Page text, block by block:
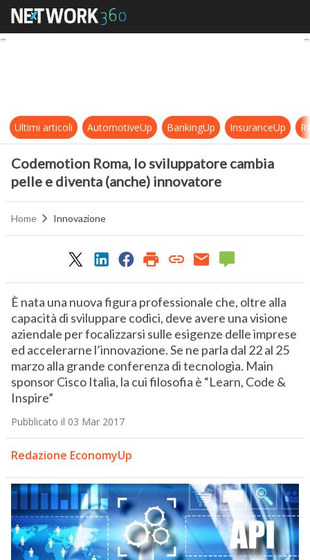
Codemotion Roma, lo
Ultimi articoli AutomotiveUp BankingUp InsuranceUp
Codemotion Roma, lo sviluppatore cambia
pelle e diventa (anche) innovatore
Home Innovazione
È nata una nuova figura professionale che, oltre alla
capacità di sviluppare codici, deve avere una visione
aziendale per focalizzarsi sulle esigenze delle imprese
ed accelerarne l’innovazione. Se ne parla dal 22 al 25
marzo alla grande conferenza di tecnologia. Main
sponsor Cisco Italia, la cui filosofia è “Learn, Code &
Inspire”
Pubblicato il 03 Mar 2017
Redazione EconomyUp